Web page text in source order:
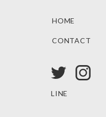
HOME
CONTACT
LINE